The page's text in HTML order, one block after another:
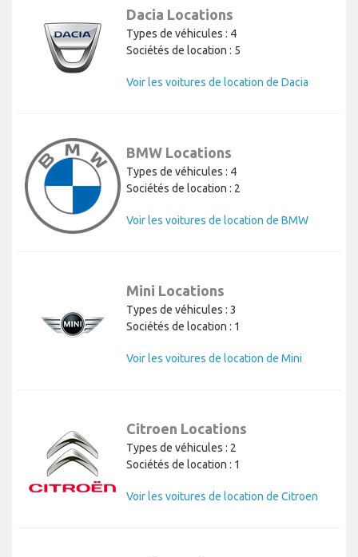
Dacia Locations
Types de véhicules : 4
Sociétés de location : 5
Voir les voitures de location de Dacia
BMW Locations
Types de véhicules : 4
Sociétés de location : 2
Voir les voitures de location de BMW
Mini Locations
Types de véhicules : 3
Sociétés de location : 1
Voir les voitures de location de Mini
Citroen Locations
Types de véhicules : 2
Sociétés de location : 1
Voir les voitures de location de Citroen